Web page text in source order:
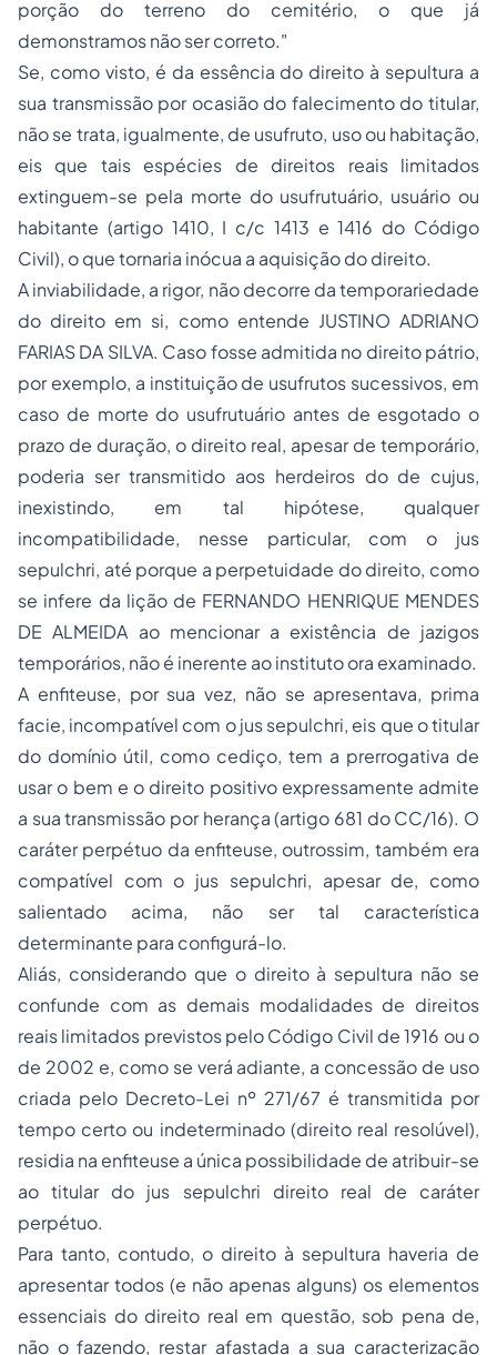
porção do terreno do cemitério, o que já
demonstramos não ser correto."
Se, como visto, é da essência do direito à sepultura a
sua transmissão por ocasião do falecimento do titular,
não se trata, igualmente, de usufruto, uso ou habitação,
eis que tais espécies de direitos reais limitados
extinguem-se pela morte do usufrutuário, usuário ou
habitante (artigo 1410, I c/c 1413 e 1416 do Código
Civil), o que tornaria inócua a aquisição do direito.
A inviabilidade, a rigor, não decorre da temporariedade
do direito em si, como entende JUSTINO ADRIANO
FARIAS DA SILVA. Caso fosse admitida no direito pátrio,
por exemplo, a instituição de usufrutos sucessivos, em
caso de morte do usufrutuário antes de esgotado o
prazo de duração, o direito real, apesar de temporário,
poderia ser transmitido aos herdeiros do de cujus,
inexistindo, em tal hipótese, qualquer
incompatibilidade, nesse particular, com o jus
sepulchri, até porque a perpetuidade do direito, como
se infere da lição de FERNANDO HENRIQUE MENDES
DE ALMEIDA ao mencionar a existência de jazigos
temporários, não é inerente ao instituto ora examinado.
A enfiteuse, por sua vez, não se apresentava, prima
facie, incompatível com ojus sepulchri, eis que o titular
do domínio útil, como cediço, tem a prerrogativa de
usar o bem e o direito positivo expressamente admite
a sua transmissão por herança (artigo 681 do CC/16). O
caráter perpétuo da enfiteuse, outrossim, também era
compatível com o jus sepulchri, apesar de, como
salientado acima, não ser tal característica
determinante para configurá-lo.
Aliás, considerando que o direito à sepultura não se
confunde com as demais modalidades de direitos
reais limitados previstos pelo Código Civil de 1916 ou o
de 2002 e, como se verá adiante, a concessão de uso
criada pelo Decreto-Lei nº 271/67 é transmitida por
tempo certo ou indeterminado (direito real resolúvel),
residia na enfiteuse a única possibilidade de atribuir-se
ao titular do jus sepulchri direito real de caráter
perpétuo.
Para tanto, contudo, o direito à sepultura haveria de
apresentar todos (e não apenas alguns) os elementos
essenciais do direito real em questão, sob pena de,
não o fazendo, restar afastada a sua caracterização